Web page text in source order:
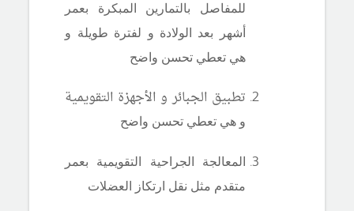
للمفاصل بالتمارين المبكرة بعمر
أشهر بعد الولادة و لفترة طويلة و
هي تعطي تحسن واضح
تطبيق الجبائر و الأجهزة التقويمية
و هي تعطي تحسن واضح
المعالجة الجراحية التقويمية بعمر
متقدم مثل نقل ارتكاز العضلات